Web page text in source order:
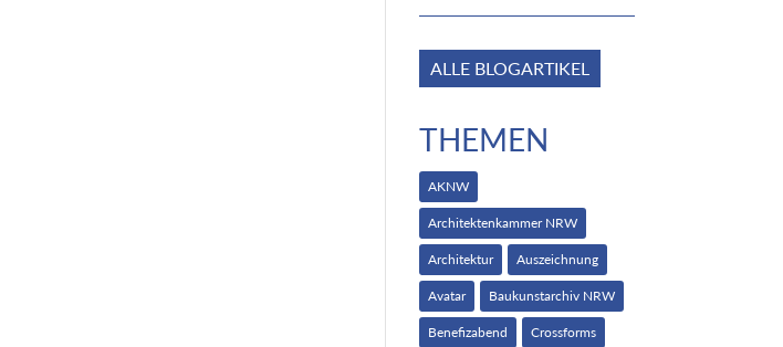
ALLE BLOGARTIKEL
THEMEN
AKNW
Architektenkammer NRW
Architektur Auszeichnung
Avatar Baukunstarchiv NRW
Benefizabend Crossforms